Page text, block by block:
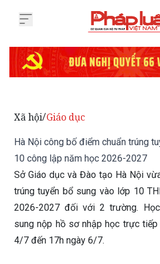
Hà Nội công bố điểm chuẩn trúng
Sở Giáo dục và Đào tạo Hà Nội
trúng tuyển bổ sung vào lớp 10
2026-2027 đối với 2 trường.
sung nộp hồ sơ nhập học trực
4/7 đến 17h ngày 6/7.
Thứ Tư 01/07/2026 16:40